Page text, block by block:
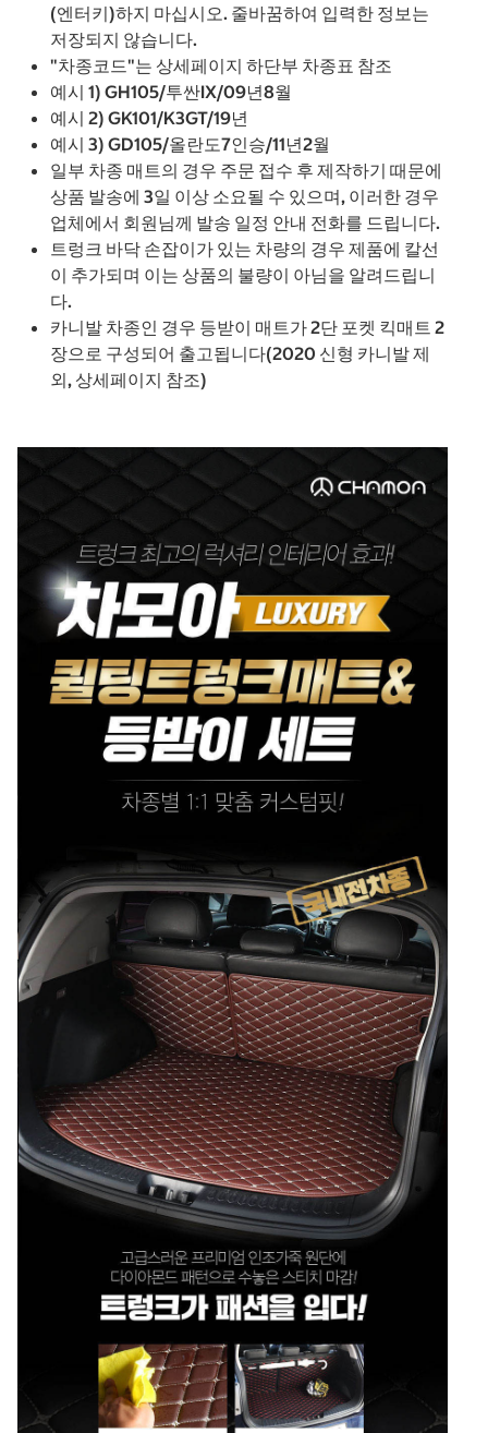
(엔터키)하지 마십시오. 줄바꿈하여 입력한 정보는
저장되지 않습니다.
"차종코드"는 상세페이지 하단부 차종표 참조
예시 1) GH105/투싼IX/09년8월
예시 2) GK101/K3GT/19년
예시 3) GD105/올란도7인승/11년2월
일부 차종 매트의 경우 주문 접수 후 제작하기 때문에
상품 발송에 3일 이상 소요될 수 있으며, 이러한 경우
업체에서 회원님께 발송 일정 안내 전화를 드립니다.
트렁크 바닥 손잡이가 있는 차량의 경우 제품에 칼선
이 추가되며 이는 상품의 불량이 아님을 알려드립니
다.
카니발 차종인 경우 등받이 매트가 2단 포켓 킥매트 2
장으로 구성되어 출고됩니다(2020 신형 카니발 제
외, 상세페이지 참조)